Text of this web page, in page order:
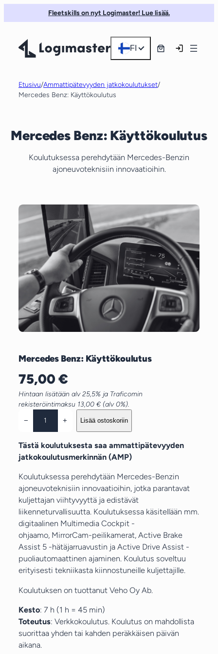
sisältöön
Fleetskills on nyt Logimaster! Lue lisää.
FI
Etusivu/Ammattipätevyyden jatkokoulutukset/
Mercedes Benz: Käyttökoulutus
Mercedes Benz: Käyttökoulutus
Koulutuksessa perehdytään Mercedes-Benzin
ajoneuvoteknisiin innovaatioihin.
Mercedes Benz: Käyttökoulutus
75,00 €
Hintaan lisätään alv 25,5% ja Traficomin
rekisteröintimaksu 13,00 € (alv 0%).
c
e
d
e
s
B
e
n
z
:
K
y
t
ö
k
o
− + Lisää ostoskoriin
Tästä koulutuksesta saa ammattipätevyyden
jatkokoulutusmerkinnän (AMP)
Koulutuksessa perehdytään Mercedes-Benzin
ajoneuvoteknisiin innovaatioihin, jotka parantavat
kuljettajan viihtyvyyttä ja edistävät
liikenneturvallisuutta. Koulutuksessa käsitellään mm.
digitaalinen Multimedia Cockpit -
ohjaamo, MirrorCam-peilikamerat, Active Brake
Assist 5 -hätäjarruavustin ja Active Drive Assist -
puoliautomaattinen ajaminen. Koulutus soveltuu
erityisesti tekniikasta kiinnostuneille kuljettajille.
Koulutuksen on tuottanut Veho Oy Ab.
Kesto: 7 h (1 h = 45 min)
Toteutus: Verkkokoulutus. Koulutus on mahdollista
suorittaa yhden tai kahden peräkkäisen päivän
aikana.